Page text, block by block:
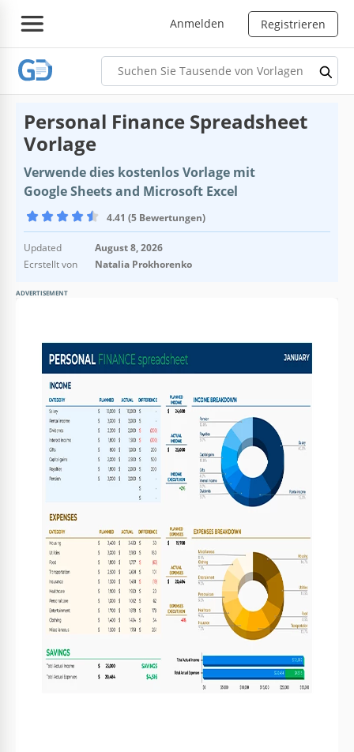
Anmelden Registrieren
Personal Finance Spreadsheet
Vorlage
Verwende dies kostenlos Vorlage mit
Google Sheets and Microsoft Excel
4.41 (5 Bewertungen)
Updated
August 8, 2026
Ecrstellt von
Natalia Prokhorenko
ADVERTISEMENT